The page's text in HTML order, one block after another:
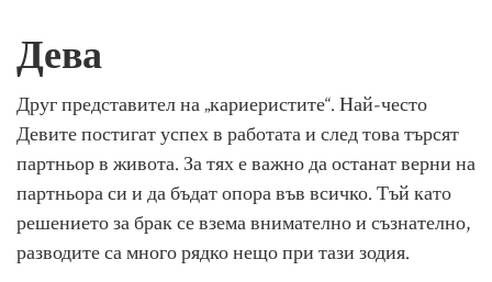
Дева
Друг представител на „кариеристите“. Най-често
Девите постигат успех в работата и след това търсят
партньор в живота. За тях е важно да останат верни на
партньора си и да бъдат опора във всичко. Тъй като
решението за брак се взема внимателно и съзнателно,
разводите са много рядко нещо при тази зодия.